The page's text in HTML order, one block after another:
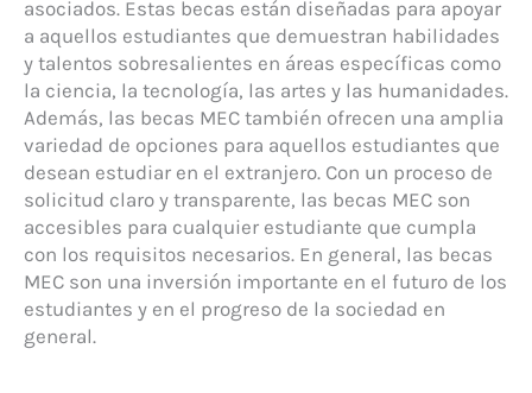
asociados. Estas becas están diseñadas para apoyar
a aquellos estudiantes que demuestran habilidades
y talentos sobresalientes en áreas específicas como
la ciencia, la tecnología, las artes y las humanidades.
Además, las becas MEC también ofrecen una amplia
variedad de opciones para aquellos estudiantes que
desean estudiar en el extranjero. Con un proceso de
solicitud claro y transparente, las becas MEC son
accesibles para cualquier estudiante que cumpla
con los requisitos necesarios. En general, las becas
MEC son una inversión importante en el futuro de los
estudiantes y en el progreso de la sociedad en
general.